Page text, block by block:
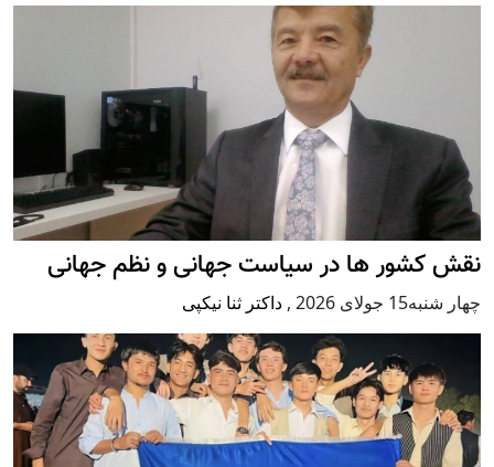
نقش کشور ها در سیاست جهانی و نظم جهانی
چهار شنبه15 جولای 2026 , داکتر ثنا نیکپی